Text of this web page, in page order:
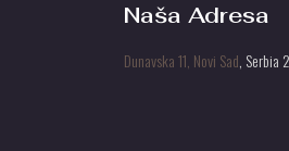
Naša Adresa
Dunavska 11, Novi Sad, Serbia